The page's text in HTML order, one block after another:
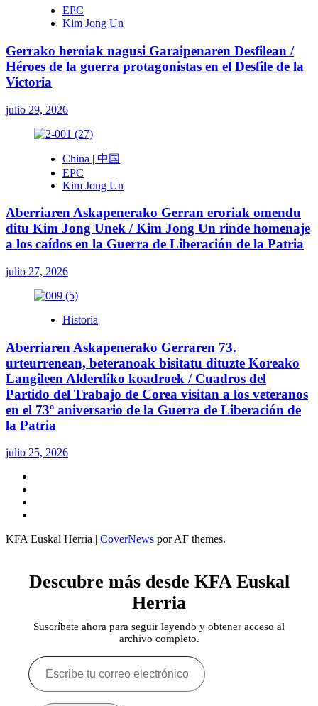
EPC
Kim Jong Un
Gerrako heroiak nagusi Garaipenaren Desfilean /
Héroes de la guerra protagonistas en el Desfile de la
Victoria
julio 29, 2026
China | 中国
EPC
Kim Jong Un
Aberriaren Askapenerako Gerran eroriak omendu
ditu Kim Jong Unek / Kim Jong Un rinde homenaje
a los caídos en la Guerra de Liberación de la Patria
julio 27, 2026
Historia
Aberriaren Askapenerako Gerraren 73.
urteurrenean, beteranoak bisitatu dituzte Koreako
Langileen Alderdiko koadroek / Cuadros del
Partido del Trabajo de Corea visitan a los veteranos
en el 73º aniversario de la Guerra de Liberación de
la Patria
julio 25, 2026
KFA Euskal Herria | CoverNews por AF themes.
Descubre más desde KFA Euskal
Herria
Suscríbete ahora para seguir leyendo y obtener acceso al
archivo completo.
Escribe
tu
correo